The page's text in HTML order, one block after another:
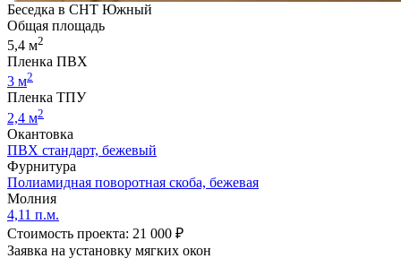
Беседка в СНТ Южный
Общая площадь
5,4 м2
Пленка ПВХ
3 м2
Пленка ТПУ
2,4 м2
Окантовка
ПВХ стандарт, бежевый
Фурнитура
Полиамидная поворотная скоба, бежевая
Молния
4,11 п.м.
Стоимость проекта: 21 000 ₽
Заявка на установку мягких окон